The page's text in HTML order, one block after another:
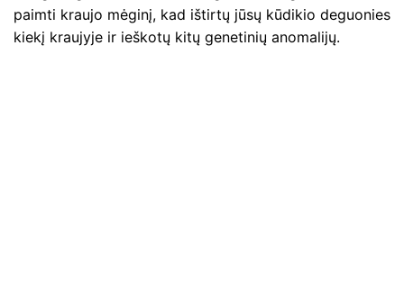
paimti kraujo mėginį, kad ištirtų jūsų kūdikio deguonies
kiekį kraujyje ir ieškotų kitų genetinių anomalijų.